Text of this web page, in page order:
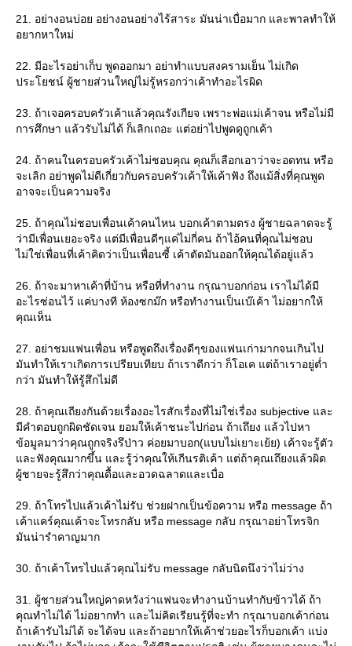
21. อย่างอนบ่อย อย่างอนอย่างไร้สาระ มันน่าเบื่อมาก และพาลทำให้
อยากหาใหม่
22. มีอะไรอย่าเก็บ พูดออกมา อย่าทำแบบสงครามเย็น ไม่เกิด
ประโยชน์ ผู้ชายส่วนใหญ่ไม่รู้หรอกว่าเค้าทำอะไรผิด
23. ถ้าเจอครอบครัวเค้าแล้วคุณรังเกียจ เพราะพ่อแม่เค้าจน หรือไม่มี
การศึกษา แล้วรับไม่ได้ ก็เลิกเถอะ แต่อย่าไปพูดดูถูกเค้า
24. ถ้าคนในครอบครัวเค้าไม่ชอบคุณ คุณก็เลือกเอาว่าจะอดทน หรือ
จะเลิก อย่าพูดไม่ดีเกี่ยวกับครอบครัวเค้าให้เค้าฟัง ถึงแม้สิ่งที่คุณพูด
อาจจะเป็นความจริง
25. ถ้าคุณไม่ชอบเพื่อนเค้าคนไหน บอกเค้าตามตรง ผู้ชายฉลาดจะรู้
ว่ามีเพื่อนเยอะจริง แต่มีเพื่อนดีๆแค่ไม่กี่คน ถ้าไอ้คนที่คุณไม่ชอบ
ไม่ใช่เพื่อนที่เค้าคิดว่าเป็นเพื่อนซี้ เค้าตัดมันออกให้คุณได้อยู่แล้ว
26. ถ้าจะมาหาเค้าที่บ้าน หรือที่ทำงาน กรุณาบอกก่อน เราไม่ได้มี
อะไรซ่อนไว้ แค่บางที ห้องซกม๊ก หรือทำงานเป็นเบ๊เค้า ไม่อยากให้
คุณเห็น
27. อย่าชมแฟนเพื่อน หรือพูดถึงเรื่องดีๆของแฟนเก่ามากจนเกินไป
มันทำให้เราเกิดการเปรียบเทียบ ถ้าเราดีกว่า ก็โอเค แต่ถ้าเราอยู่ต่ำ
กว่า มันทำให้รู้สึกไม่ดี
28. ถ้าคุณเถียงกันด้วยเรื่องอะไรสักเรื่องที่ไม่ใช่เรื่อง subjective และ
มีคำตอบถูกผิดชัดเจน ยอมให้เค้าชนะไปก่อน ถ้าเถึยง แล้วไปหา
ข้อมูลมาว่าคุณถูกจริงรึป่าว ค่อยมาบอก(แบบไม่เยาะเย้ย) เค้าจะรู้ตัว
ละฟังคุณมากขึ้น และรู้ว่าคุณให้เกีนรติเค้า แต่ถ้าคุณเถึยงแล้วผิด
ผู้ชายจะรู้สึกว่าคุณดื้อและอวดฉลาดและเบื่อ
29. ถ้าโทรไปแล้วเค้าไม่รับ ช่วยฝากเป็นข้อความ หรือ message ถ้า
เค้าแคร์คุณเค้าจะโทรกลับ หรือ message กลับ กรุณาอย่าโทรจิก
มันน่ารำคาญมาก
30. ถ้าเค้าโทรไปแล้วคุณไม่รับ message กลับนิดนึงว่าไม่ว่าง
31. ผู้ชายส่วนใหญ่คาดหวังว่าแฟนจะทำงานบ้านทำกับข้าวได้ ถ้า
คุณทำไม่ได้ ไม่อยากทำ และไม่คิดเรียนรู้ที่จะทำ กรุณาบอกเค้าก่อน
ถ้าเค้ารับไม่ได้ จะได้จบ และถ้าอยากให้เค้าช่วยอะไรก็บอกเค้า แบ่ง